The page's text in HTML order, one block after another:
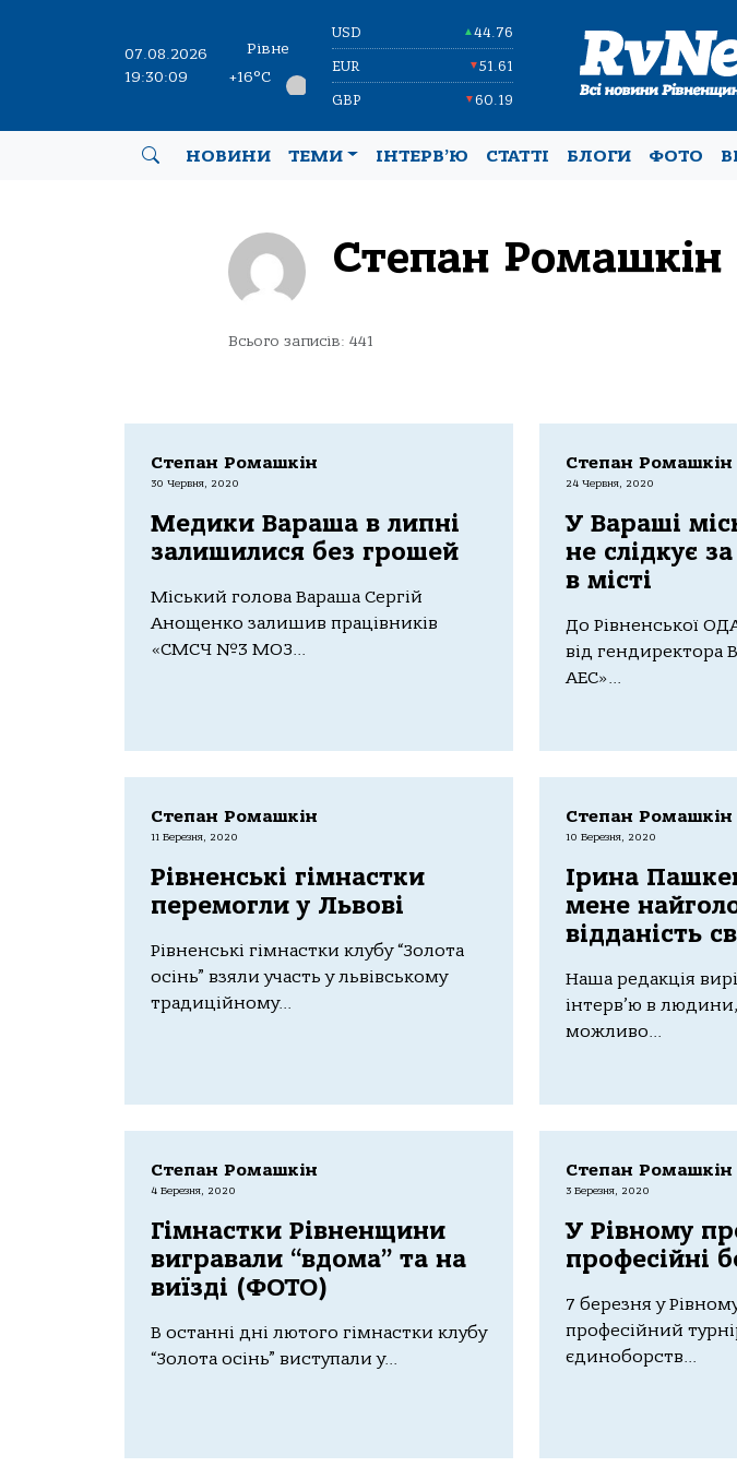
07.08.2026
19:30:10
Рівне
+16°C
USD ▲44.76
EUR ▼51.61
GBP ▼60.19
НОВИНИ ТЕМИ ІНТЕРВ’Ю СТАТТІ БЛОГИ ФОТО
Степан Ромашкін
Всього записів: 441
Степан Ромашкін
30 Червня, 2020
Медики Вараша в липні
залишилися без грошей
Міський голова Вараша Сергій
Анощенко залишив працівників
«СМСЧ №3 МОЗ...
Степан Ромашкін
24 Червня, 2020
У Вараші
не слідкує
в місті
До Рівненської
від гендиректора
АЕС»...
Степан Ромашкін
11 Березня, 2020
Рівненські гімнастки
перемогли у Львові
Рівненські гімнастки клубу “Золота
осінь” взяли участь у львівському
традиційному...
Степан Ромашкін
10 Березня, 2020
Ірина
мене
відданість
Наша редакція
інтерв’ю в
можливо...
Степан Ромашкін
4 Березня, 2020
Гімнастки Рівненщини
вигравали “вдома” та на
виїзді (ФОТО)
В останні дні лютого гімнастки клубу
“Золота осінь” виступали у...
Степан Ромашкін
3 Березня, 2020
У Рівному
професійні
7 березня у
професійний
єдиноборств...